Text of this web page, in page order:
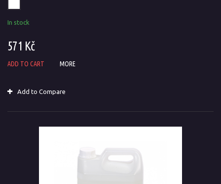
In stock
571 Kč
ADD TO CART MORE
Add to Compare